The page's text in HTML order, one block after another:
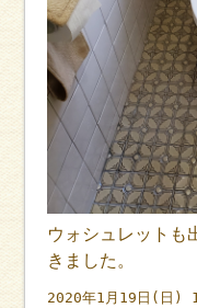
ウォシュレットも
きました。
2020年1月19日(日)